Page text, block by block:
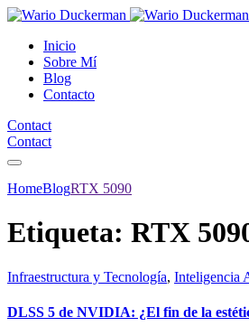
Inicio
Sobre Mí
Blog
Contacto
Contact
Contact
HomeBlogRTX 5090
Etiqueta: RTX
Infraestructura y Tecnología, Inteligencia
DLSS 5 de NVIDIA: ¿El fin de la